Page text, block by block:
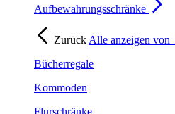
Aufbewahrungsschränke
Zurück Alle anzeigen von
Bücherregale
Kommoden
Flurschränke